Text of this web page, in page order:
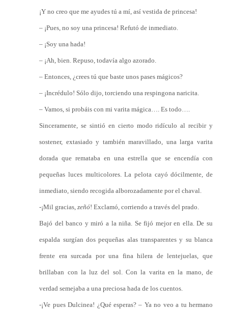
¡Y no creo que me ayudes tú a mí, así vestida de princesa!
– ¡Pues, no soy una princesa! Refutó de inmediato.
– ¡Soy una hada!
– ¡Ah, bien. Repuso, todavía algo azorado.
– Entonces, ¿crees tú que baste unos pases mágicos?
– ¡Incrédulo! Sólo dijo, torciendo una respingona naricita.
– Vamos, si probáis con mi varita mágica…. Es todo….
Sinceramente, se sintió en cierto modo ridículo al recibir y
sostener, extasiado y también maravillado, una larga varita
dorada que remataba en una estrella que se encendía con
pequeñas luces multicolores. La pelota cayó dócilmente, de
inmediato, siendo recogida alborozadamente por el chaval.
-¡Mil gracias,zeñó! Exclamó, corriendo a través del prado.
Bajó del banco y miró a la niña. Se fijó mejor en ella. De su
espalda surgían dos pequeñas alas transparentes y su blanca
frente era surcada por una fina hilera de lentejuelas, que
brillaban con la luz del sol. Con la varita en la mano, de
verdad semejaba a una preciosa hada de los cuentos.
-¡Ve pues Dulcinea! ¿Qué esperas? – Ya no veo a tu hermano